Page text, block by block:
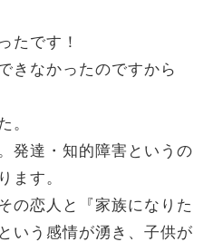
たです！
きなかったのですから
。
発達・知的障害というの
ます。
の恋人と『家族になりた
いう感情が湧き、子供が